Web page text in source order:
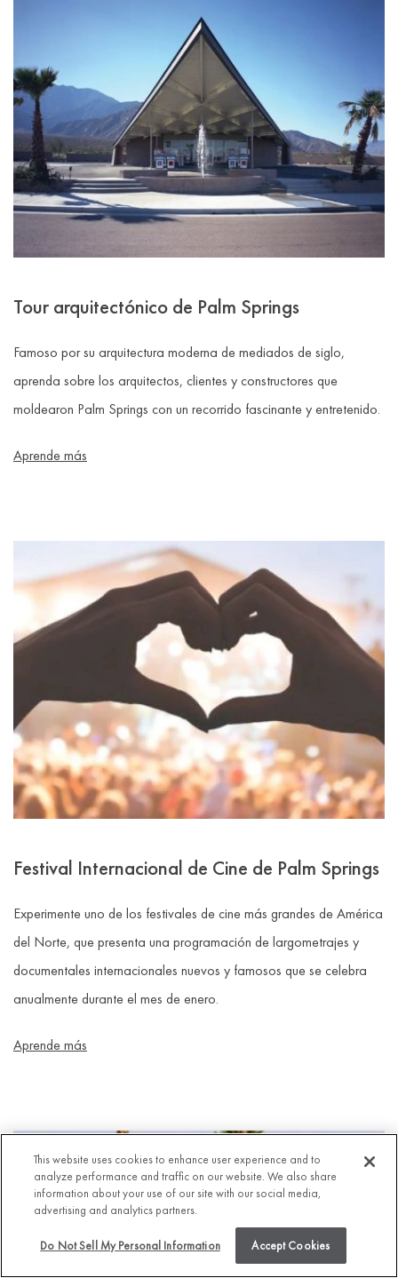
Tour arquitectónico de Palm Springs
Famoso por su arquitectura moderna de mediados de siglo,
aprenda sobre los arquitectos, clientes y constructores que
moldearon Palm Springs con un recorrido fascinante y entretenido.
Aprende más
Festival Internacional de Cine de Palm Springs
Experimente uno de los festivales de cine más grandes de América
del Norte, que presenta una programación de largometrajes y
documentales internacionales nuevos y famosos que se celebra
anualmente durante el mes de enero.
Aprende más
This website uses cookies to enhance user experience and to
analyze performance and traffic on our website. We also share
information about your use of our site with our social media,
advertising and analytics partners.
Do Not Sell My Personal Information Accept Cookies